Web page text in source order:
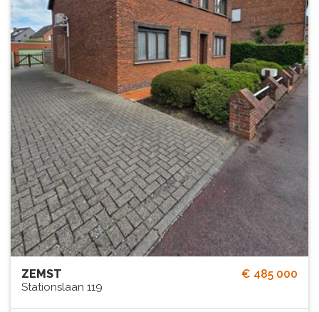
€ 485 000
ZEMST
Stationslaan 119